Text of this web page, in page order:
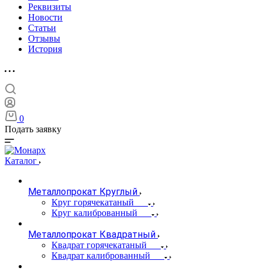
Реквизиты
Новости
Статьи
Отзывы
История
0
Подать заявку
Каталог
Металлопрокат Круглый
Круг горячекатаный
Круг калиброванный
Металлопрокат Квадратный
Квадрат горячекатаный
Квадрат калиброванный